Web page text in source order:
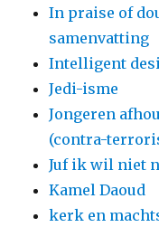
In praise of
samenvatting
Intelligent
Jedi-isme
Jongeren
(contra-
Juf ik wil niet
Kamel Daoud
kerk en